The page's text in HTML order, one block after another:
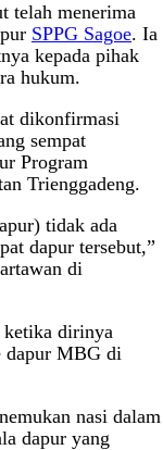
telah menerima
SPPG Sagoe. Ia
kepada pihak
hukum.
dikonfirmasi
sempat
Program
Trienggadeng.
tidak ada
dapur tersebut,”
di
ketika dirinya
dapur MBG di
nasi dalam
dapur yang